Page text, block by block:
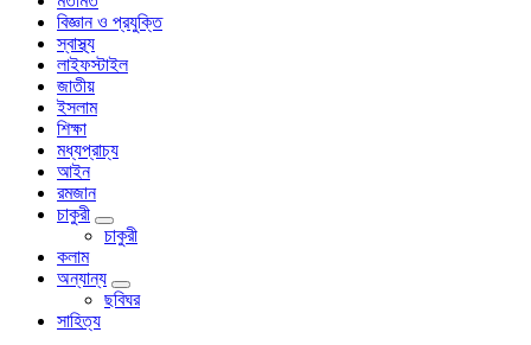
বিজ্ঞান ও প্রযুক্তি
স্বাস্থ্য
লাইফস্টাইল
জাতীয়
ইসলাম
শিক্ষা
মধ্যপ্রাচ্য
আইন
রমজান
চাকুরী
চাকুরী
কলাম
অন্যান্য
ছবিঘর
সাহিত্য